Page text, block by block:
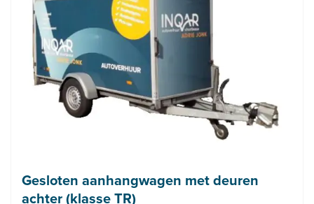
Gesloten aanhangwagen met deuren
achter (klasse TR)